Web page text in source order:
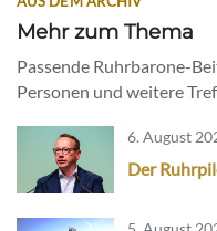
Mehr zum Thema
Passende Ruhrbarone-
Personen und weitere
6. August
Der